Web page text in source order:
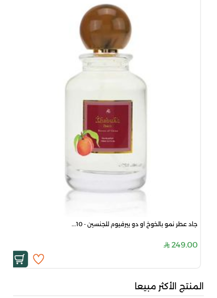
جاد عطر نمو بالخوخ او دو بيرفيوم للجنسين - 10...
249.00
المنتج الأكثر مبيعا